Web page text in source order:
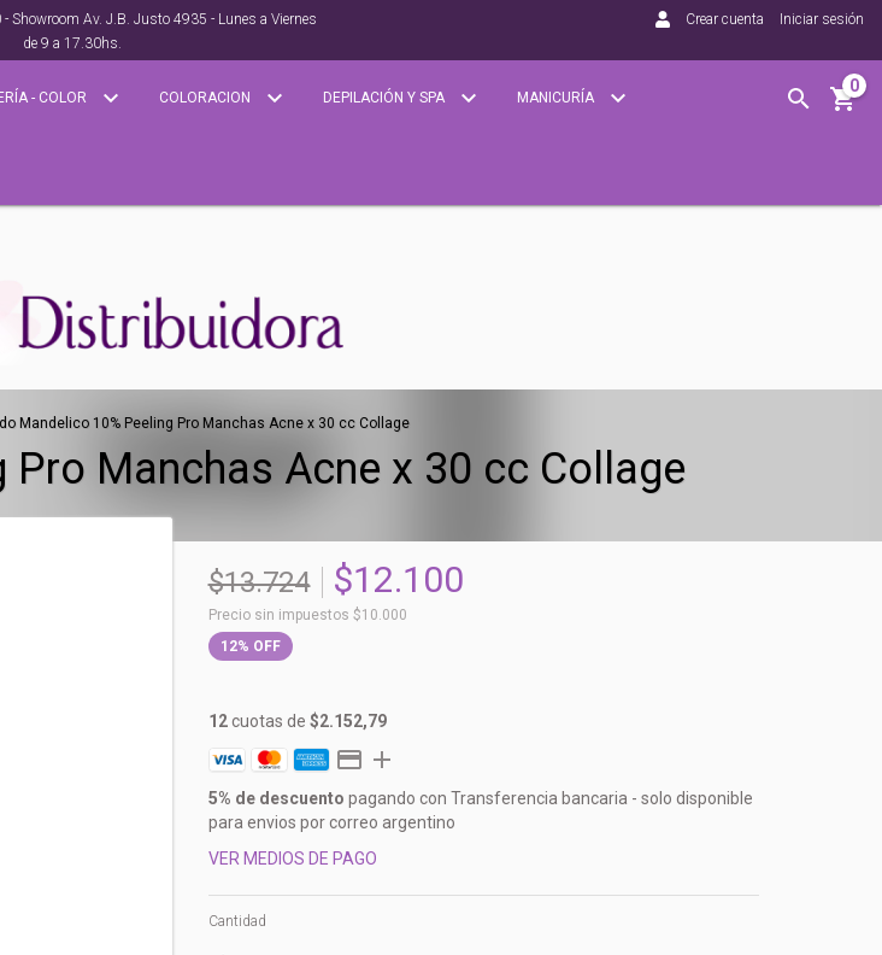
Showroom Av. J.B. Justo 4935 - Lunes a Viernes
de 9 a 17.30hs.
Crear cuenta Iniciar sesión
- COLOR COLORACION DEPILACIÓN Y SPA MANICURÍA
0
Mandelico 10% Peeling Pro Manchas Acne x 30 cc Collage
Manchas Acne x 30 cc Collage
$13.724 $12.100
Precio sin impuestos $10.000
12% OFF
12cuotas de $2.152,79
5% de descuento pagando con Transferencia bancaria - solo disponible
para envios por correo argentino
VER MEDIOS DE PAGO
Cantidad